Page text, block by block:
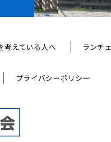
考えている人へ ランチ
プライバシーポリシー